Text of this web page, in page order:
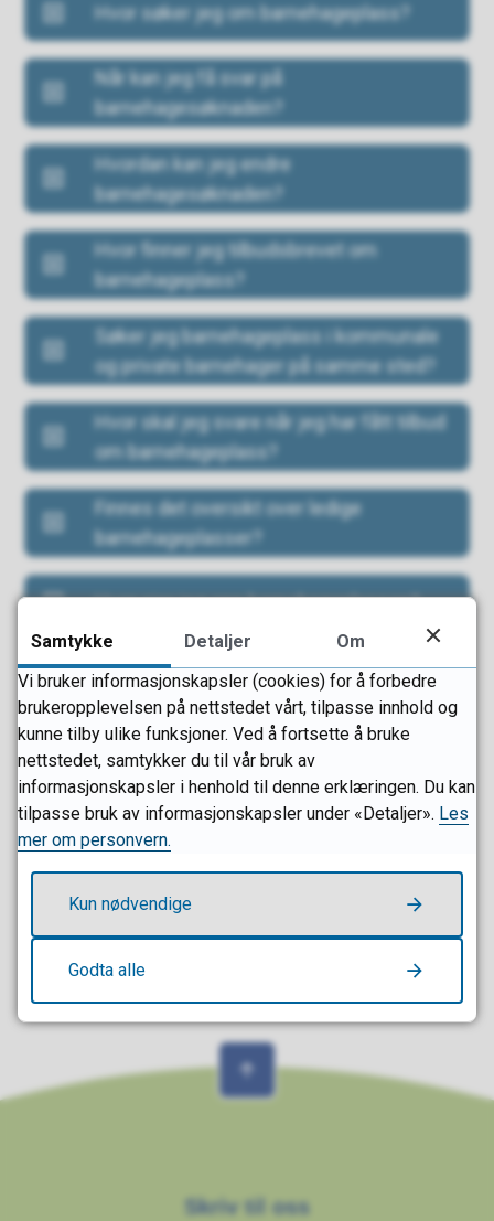
Hvor søker jeg om barnehageplass?
Når kan jeg få svar på
barnehagesøknaden?
Hvordan kan jeg endre
barnehagesøknaden?
Hvor finner jeg tilbudsbrevet om
barnehageplass?
Søker jeg barnehageplass i kommunale
og private barnehager på samme sted?
Hvor skal jeg svare når jeg har fått tilbud
om barnehageplass?
Finnes det oversikt over ledige
barnehageplasser?
Hvor sier jeg opp barnehageplassen?
Fant du det du lette etter?
Ja Nei
Skriv til oss
Samtykke Detaljer
Om
Vi bruker informasjonskapsler (cookies) for å forbedre
brukeropplevelsen på nettstedet vårt, tilpasse innhold og
kunne tilby ulike funksjoner. Ved å fortsette å bruke
nettstedet, samtykker du til vår bruk av
informasjonskapsler i henhold til denne erklæringen. Du kan
tilpasse bruk av informasjonskapsler under «Detaljer». Les
mer om personvern.
Kun nødvendige
Godta alle